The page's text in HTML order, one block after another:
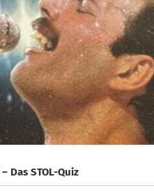
Das STOL-Quiz